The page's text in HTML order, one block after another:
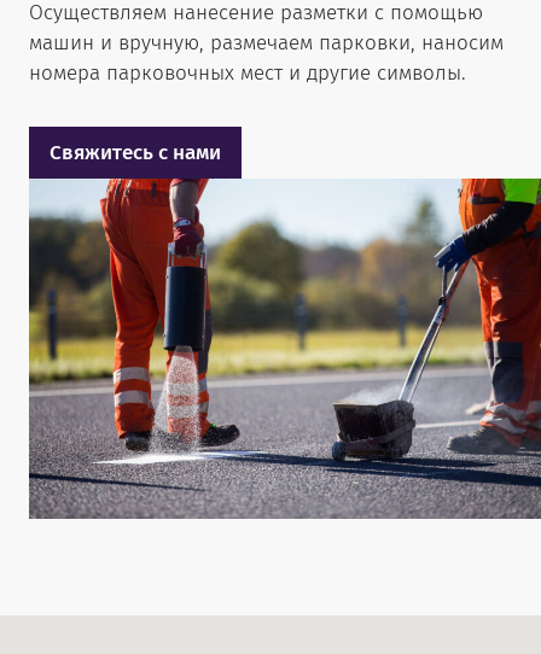
Осуществляем нанесение разметки с помощью
машин и вручную, размечаем парковки, наносим
номера парковочных мест и другие символы.
Свяжитесь с нами